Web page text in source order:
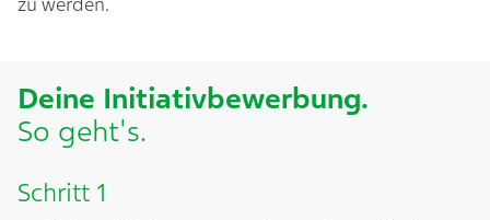
Deine Initiativbewerbung.​
So geht's.​
Schritt 1